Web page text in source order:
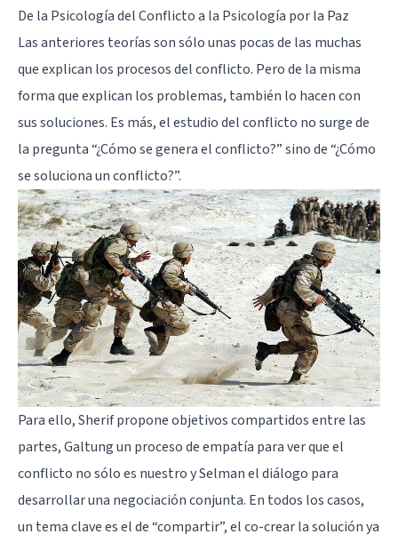
De la Psicología del Conflicto a la Psicología por la Paz
Las anteriores teorías son sólo unas pocas de las muchas
que explican los procesos del conflicto. Pero de la misma
forma que explican los problemas, también lo hacen con
sus soluciones. Es más, el estudio del conflicto no surge de
la pregunta “¿Cómo se genera el conflicto?” sino de “¿Cómo
se soluciona un conflicto?”.
Para ello, Sherif propone objetivos compartidos entre las
partes, Galtung un proceso de empatía para ver que el
conflicto no sólo es nuestro y Selman el diálogo para
desarrollar una negociación conjunta. En todos los casos,
un tema clave es el de “compartir”, el co-crear la solución ya